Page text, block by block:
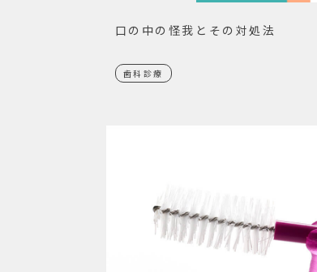
口の中の怪我とその対処法
歯科診療